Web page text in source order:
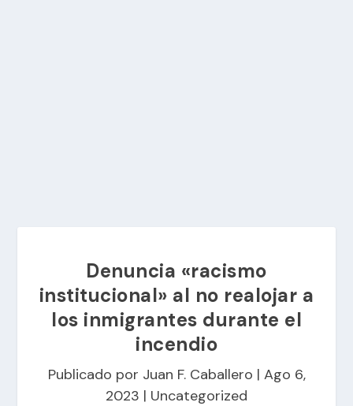
Denuncia «racismo
institucional» al no realojar a
los inmigrantes durante el
incendio
Publicado por Juan F. Caballero | Ago 6,
2023 | Uncategorized